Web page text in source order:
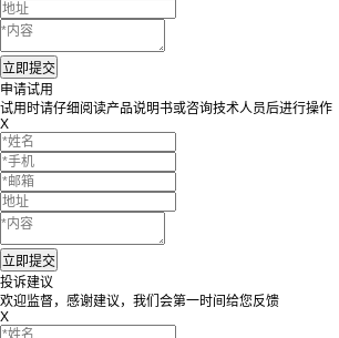
申请试用
试用时请仔细阅读产品说明书或咨询技术人员后进行操作
X
投诉建议
欢迎监督，感谢建议，我们会第一时间给您反馈
X